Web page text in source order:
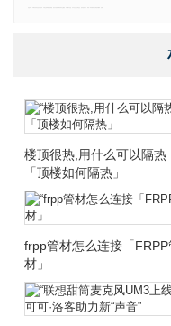
楼顶很热,用什么可以隔热
「顶楼如何隔热」
frpp管材怎么连接「FRPP
材」